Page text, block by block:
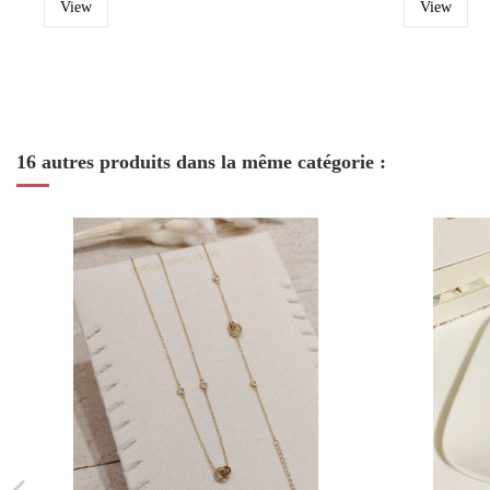
View View
16 autres produits dans la même catégorie :